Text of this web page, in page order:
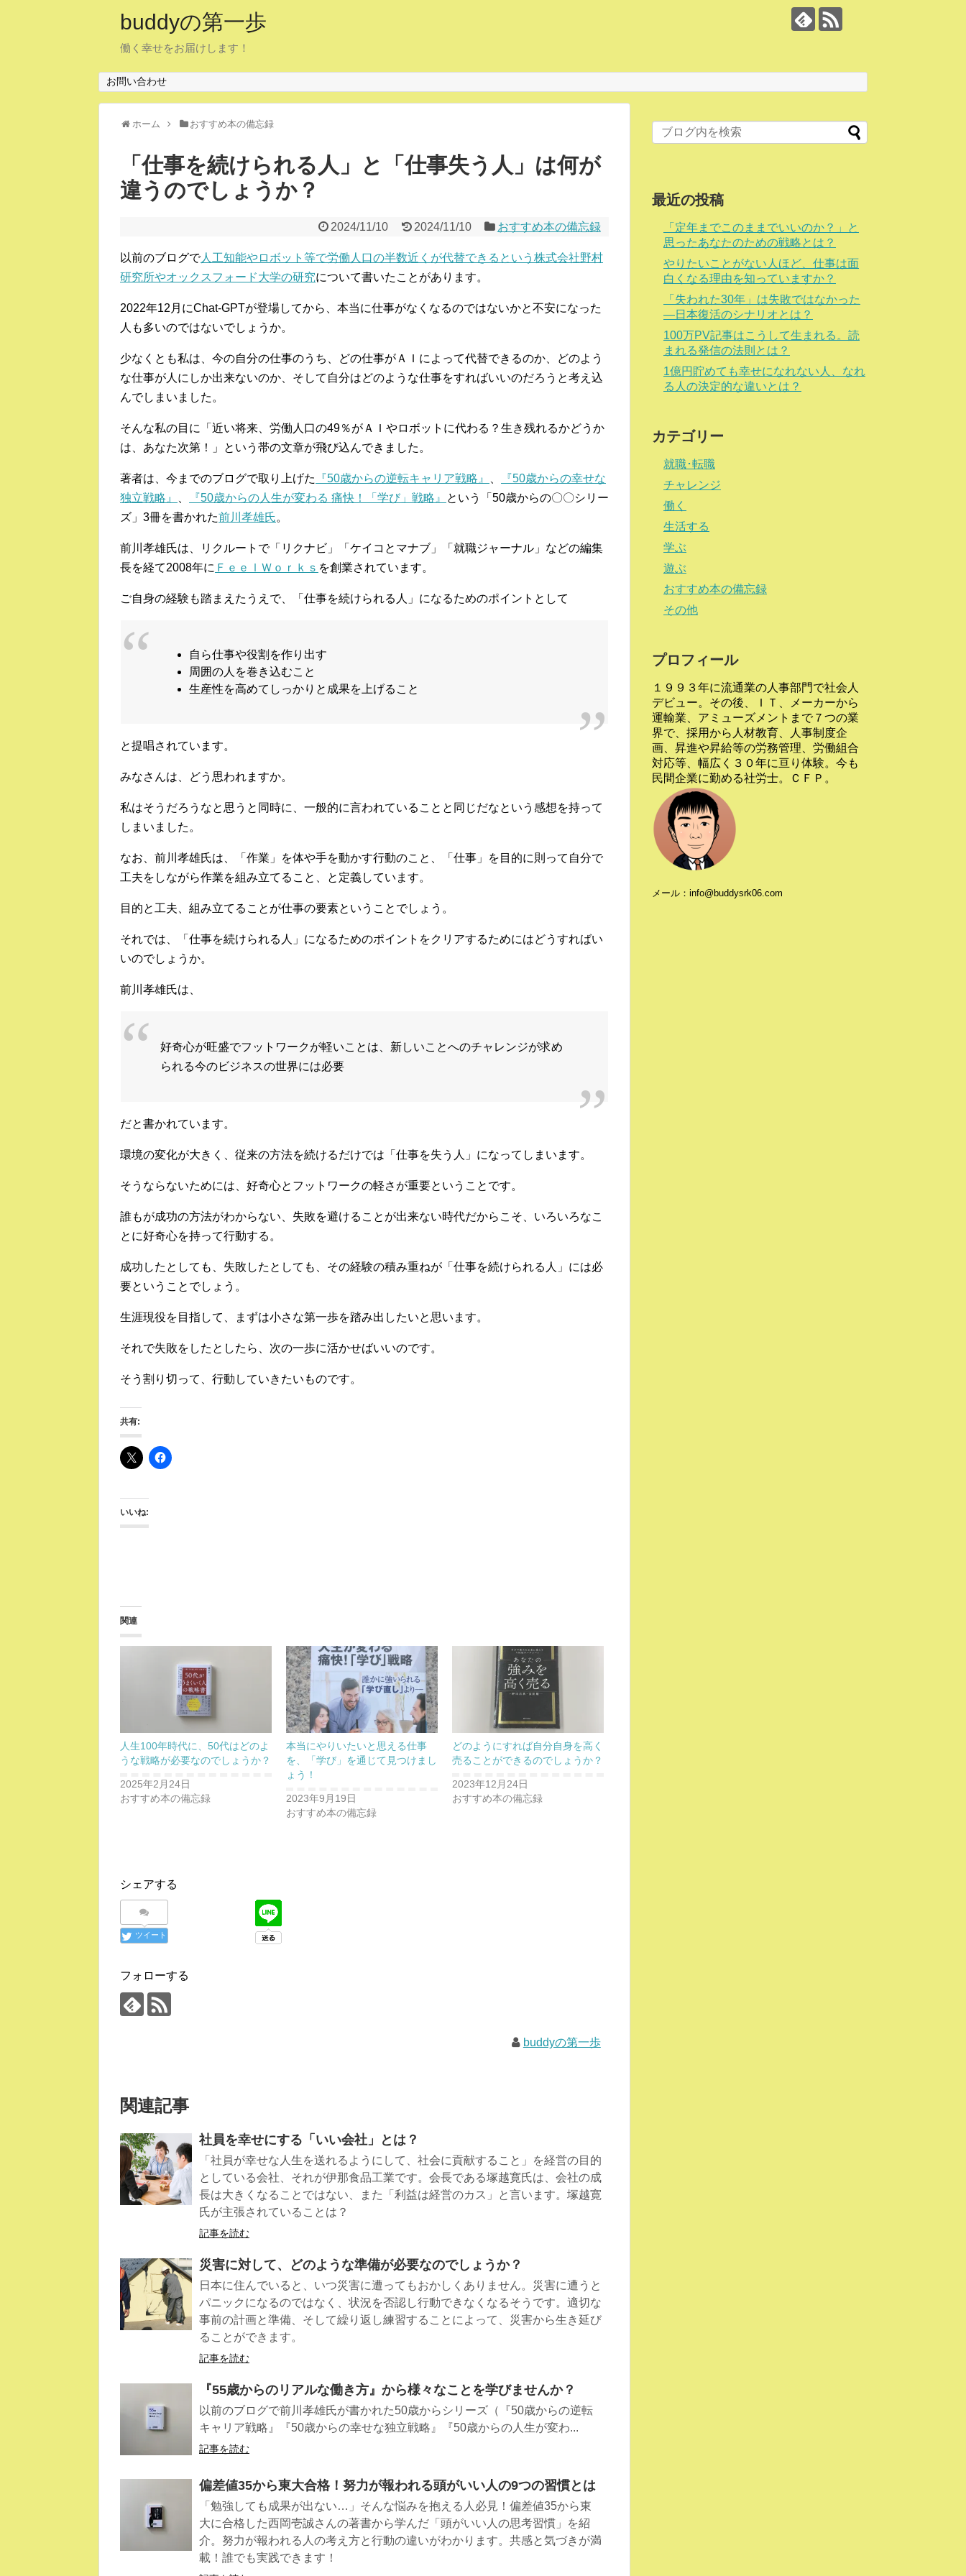
buddyの第一歩
働く幸せをお届けします！
お問い合わせ
ホーム おすすめ本の備忘録
「仕事を続けられる人」と「仕事失う人」は何が
違うのでしょうか？
2024/11/10 2024/11/10 おすすめ本の備忘録
以前のブログで人工知能やロボット等で労働人口の半数近くが代替できるという株式会社野村
研究所やオックスフォード大学の研究について書いたことがあります。
2022年12月にChat-GPTが登場してから、本当に仕事がなくなるのではないかと不安になった
人も多いのではないでしょうか。
少なくとも私は、今の自分の仕事のうち、どの仕事がＡＩによって代替できるのか、どのよう
な仕事が人にしか出来ないのか、そして自分はどのような仕事をすればいいのだろうと考え込
んでしまいました。
そんな私の目に「近い将来、労働人口の49％がＡＩやロボットに代わる？生き残れるかどうか
は、あなた次第！」という帯の文章が飛び込んできました。
著者は、今までのブログで取り上げた 『50歳からの逆転キャリア戦略』
『50歳からの幸せな
独立戦略』
『50歳からの人生が変わる 痛快！「学び」戦略』
という「50歳からの〇〇シリー
ズ」3冊を書かれた前川孝雄氏。
前川孝雄氏は、リクルートで「リクナビ」「ケイコとマナブ」「就職ジャーナル」などの編集
長を経て2008年に ＦｅｅｌＷｏｒｋｓ を創業されています。
ご自身の経験も踏まえたうえで、「仕事を続けられる人」になるためのポイントとして
自ら仕事や役割を作り出す
周囲の人を巻き込むこと
生産性を高めてしっかりと成果を上げること
と提唱されています。
みなさんは、どう思われますか。
私はそうだろうなと思うと同時に、一般的に言われていることと同じだなという感想を持って
しまいました。
なお、前川孝雄氏は、「作業」を体や手を動かす行動のこと、「仕事」を目的に則って自分で
工夫をしながら作業を組み立てること、と定義しています。
目的と工夫、組み立てることが仕事の要素ということでしょう。
それでは、「仕事を続けられる人」になるためのポイントをクリアするためにはどうすればい
いのでしょうか。
前川孝雄氏は、
好奇心が旺盛でフットワークが軽いことは、新しいことへのチャレンジが求め
られる今のビジネスの世界には必要
だと書かれています。
環境の変化が大きく、従来の方法を続けるだけでは「仕事を失う人」になってしまいます。
そうならないためには、好奇心とフットワークの軽さが重要ということです。
誰もが成功の方法がわからない、失敗を避けることが出来ない時代だからこそ、いろいろなこ
とに好奇心を持って行動する。
成功したとしても、失敗したとしても、その経験の積み重ねが「仕事を続けられる人」には必
要ということでしょう。
生涯現役を目指して、まずは小さな第一歩を踏み出したいと思います。
それで失敗をしたとしたら、次の一歩に活かせばいいのです。
そう割り切って、行動していきたいものです。
共有:
いいね:
関連
人生100年時代に、50代はどのよ
うな戦略が必要なのでしょうか？
2025年2月24日
おすすめ本の備忘録
本当にやりいたいと思える仕事
を、「学び」を通じて見つけまし
ょう！
2023年9月19日
おすすめ本の備忘録
どのようにすれば自分自身を高く
売ることができるのでしょうか？
2023年12月24日
おすすめ本の備忘録
シェアする
ツイート
フォローする
buddyの第一歩
関連記事
社員を幸せにする「いい会社」とは？
「社員が幸せな人生を送れるようにして、社会に貢献すること」を経営の目的
としている会社、それが伊那食品工業です。会長である塚越寛氏は、会社の成
長は大きくなることではない、また「利益は経営のカス」と言います。塚越寛
氏が主張されていることは？
記事を読む
災害に対して、どのような準備が必要なのでしょうか？
日本に住んでいると、いつ災害に遭ってもおかしくありません。災害に遭うと
パニックになるのではなく、状況を否認し行動できなくなるそうです。適切な
事前の計画と準備、そして繰り返し練習することによって、災害から生き延び
ることができます。
記事を読む
『55歳からのリアルな働き方』から様々なことを学びませんか？
以前のブログで前川孝雄氏が書かれた50歳からシリーズ（『50歳からの逆転
キャリア戦略』『50歳からの幸せな独立戦略』『50歳からの人生が変わ...
記事を読む
偏差値35から東大合格！努力が報われる頭がいい人の9つの習慣とは
「勉強しても成果が出ない…」そんな悩みを抱える人必見！偏差値35から東
大に合格した西岡壱誠さんの著書から学んだ「頭がいい人の思考習慣」を紹
介。努力が報われる人の考え方と行動の違いがわかります。共感と気づきが満
載！誰でも実践できます！
最近の投稿
「定年までこのままでいいのか？」と
思ったあなたのための戦略とは？
やりたいことがない人ほど、仕事は面
白くなる理由を知っていますか？
「失われた30年」は失敗ではなかった
―日本復活のシナリオとは？
100万PV記事はこうして生まれる。読
まれる発信の法則とは？
1億円貯めても幸せになれない人、なれ
る人の決定的な違いとは？
カテゴリー
就職･転職
チャレンジ
働く
生活する
学ぶ
遊ぶ
おすすめ本の備忘録
その他
プロフィール
１９９３年に流通業の人事部門で社会人
デビュー。その後、ＩＴ、メーカーから
運輸業、アミューズメントまで７つの業
界で、採用から人材教育、人事制度企
画、昇進や昇給等の労務管理、労働組合
対応等、幅広く３０年に亘り体験。今も
民間企業に勤める社労士。ＣＦＰ。
メール：info@buddysrk06.com